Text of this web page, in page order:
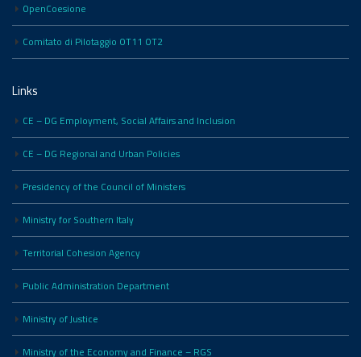
OpenCoesione
Comitato di Pilotaggio OT11 OT2
Links
CE – DG Employment, Social Affairs and Inclusion
CE – DG Regional and Urban Policies
Presidency of the Council of Ministers
Ministry for Southern Italy
Territorial Cohesion Agency
Public Administration Department
Ministry of Justice
Ministry of the Economy and Finance – RGS